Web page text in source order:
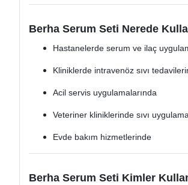
Berha Serum Seti Nerede
Hastanelerde serum ve ilaç
Kliniklerde intravenöz sıvı
Acil servis uygulamalarında
Veteriner kliniklerinde sıvı
Evde bakım hizmetlerinde
Berha Serum Seti Kimler